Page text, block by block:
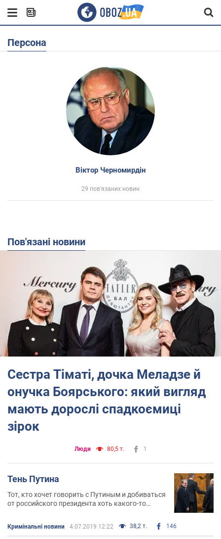
Персона
Віктор Черномирдін
29 пов'язаних новин
Пов'язані новини
Сестра Тіматі, дочка Меладзе й
онучка Боярського: який вигляд
мають дорослі спадкоємиці
зірок
Люди 80,5 т. 1
Тень Путина
Тот, кто хочет говорить с Путиным и добиваться
от российского президента хоть какого-то
Кримінальні новини 4.07.2019 12:22 38,2 т. 146